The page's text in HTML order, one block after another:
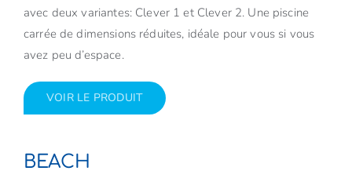
avec deux variantes: Clever 1 et Clever 2. Une piscine
carrée de dimensions réduites, idéale pour vous si vous
avez peu d’espace.
VOIR LE PRODUIT
BEACH